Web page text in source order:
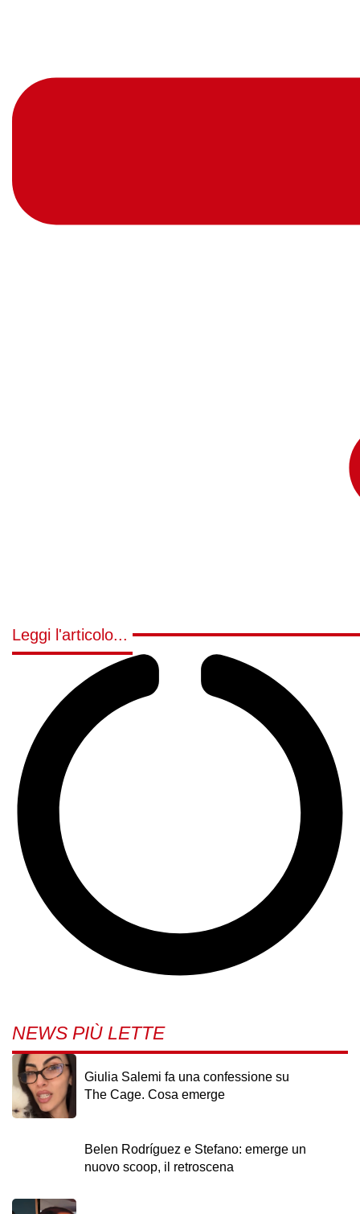
Leggi l'articolo...
NEWS PIÙ LETTE
Giulia Salemi fa una confessione su
The Cage. Cosa emerge
Belen Rodríguez e Stefano: emerge un
nuovo scoop, il retroscena